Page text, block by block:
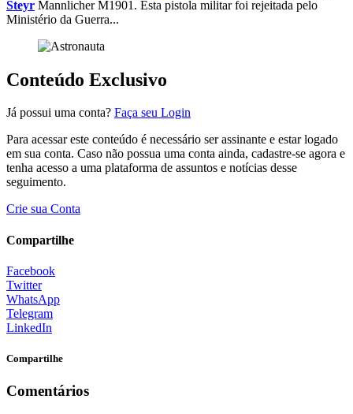
Steyr Mannlicher M1901. Esta pistola militar foi rejeitada pelo
Ministério da Guerra...
Conteúdo Exclusivo
Já possui uma conta? Faça seu Login
Para acessar este conteúdo é necessário ser assinante e estar logado
em sua conta. Caso não possua uma conta ainda, cadastre-se agora e
tenha acesso a uma plataforma de assuntos e notícias desse
seguimento.
Crie sua Conta
Compartilhe
Facebook
Twitter
WhatsApp
Telegram
LinkedIn
Compartilhe
Comentários